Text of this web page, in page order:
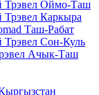
Трэвел Оймо-Таш
Каркыра
Таш-Рабат
Сон-Куль
Ачык-Таш